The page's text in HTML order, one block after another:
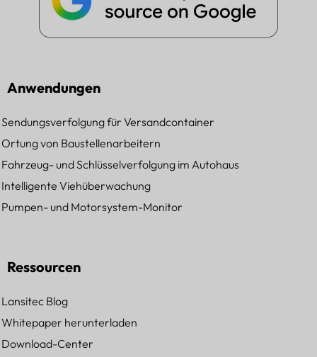
Anwendungen
Sendungsverfolgung für Versandcontainer
Ortung von Baustellenarbeitern
Fahrzeug- und Schlüsselverfolgung im Autohaus
Intelligente Viehüberwachung
Pumpen- und Motorsystem-Monitor
Ressourcen
Lansitec Blog
Whitepaper herunterladen
Download-Center